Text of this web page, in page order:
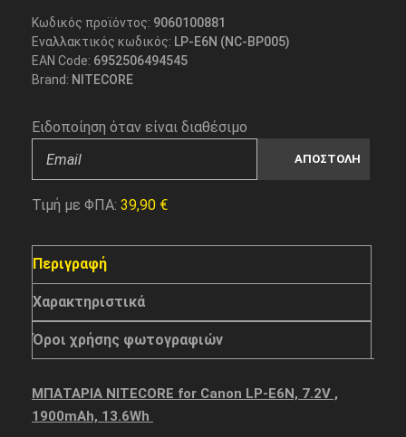
Κωδικός προϊόντος: 9060100881
Εναλλακτικός κωδικός: LP-E6N (NC-BP005)
EAN Code: 6952506494545
Brand: NITECORE
Ειδοποίηση όταν είναι διαθέσιμο
Τιμή με ΦΠΑ: 39,90 €
Περιγραφή
Χαρακτηριστικά
Όροι χρήσης φωτογραφιών
ΜΠΑΤΑΡΙΑ NITECORE for Canon LP-E6N, 7.2V ,
1900mAh, 13.6Wh